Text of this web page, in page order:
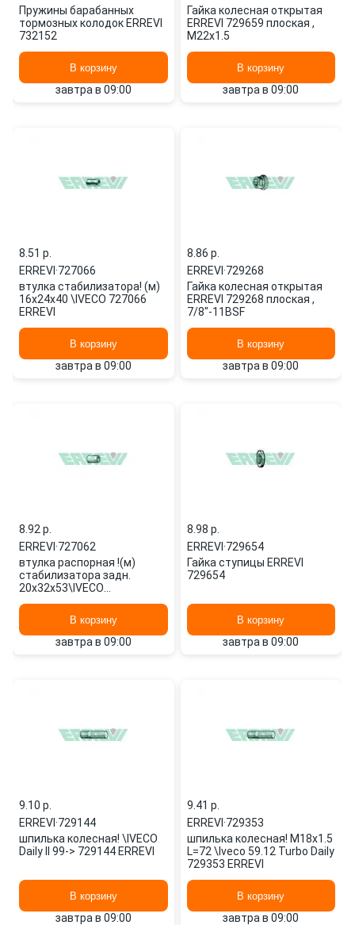
Пружины барабанных
тормозных колодок ERREVI
732152
В корзину
завтра в 09:00
Гайка колесная открытая
ERREVI 729659 плоская ,
M22x1.5
В корзину
завтра в 09:00
8.51 p.
ERREVI·727066
втулка стабилизатора! (м)
16x24x40 \IVECO 727066
ERREVI
В корзину
завтра в 09:00
8.86 p.
ERREVI·729268
Гайка колесная открытая
ERREVI 729268 плоская ,
7/8"-11BSF
В корзину
завтра в 09:00
8.92 p.
ERREVI·727062
втулка распорная !(м)
стабилизатора задн.
20x32x53\IVECO
В корзину
завтра в 09:00
8.98 p.
ERREVI·729654
Гайка ступицы ERREVI
729654
В корзину
завтра в 09:00
9.10 p.
ERREVI·729144
шпилька колесная! \IVECO
Daily II 99-> 729144 ERREVI
В корзину
завтра в 09:00
9.41 p.
ERREVI·729353
шпилька колесная! M18x1.5
L=72 \Iveco 59.12 Turbo Daily
729353 ERREVI
В корзину
завтра в 09:00